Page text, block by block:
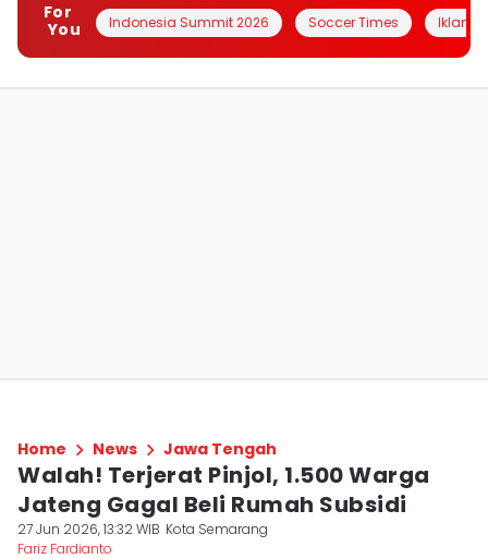
For
You
Indonesia Summit 2026 Soccer Times Iklanin
Home News Jawa Tengah
Walah! Terjerat Pinjol, 1.500 Warga
Jateng Gagal Beli Rumah Subsidi
27 Jun 2026, 13:32 WIB Kota Semarang
Fariz Fardianto